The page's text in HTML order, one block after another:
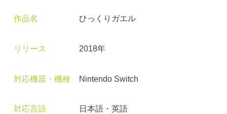
作品名 ひっくりガエル
リリース 2018年
対応機器・機種 Nintendo Switch
対応言語 日本語・英語